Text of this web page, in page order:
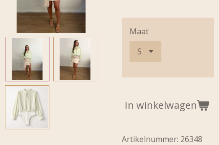
Maat
In winkelwagen
Artikelnummer: 26348